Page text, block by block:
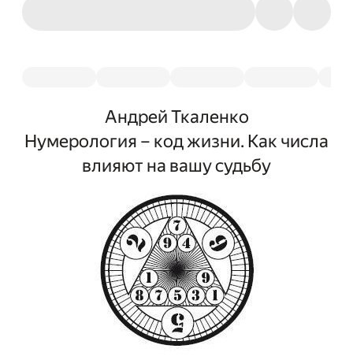
Андрей Ткаленко
Нумерология – код жизни. Как числа
влияют на вашу судьбу